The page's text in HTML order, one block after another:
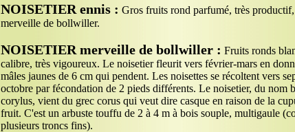
NOISETIER ennis : Gros fruits rond parfumé, très
merveille de bollwiller.
NOISETIER merveille de bollwiller : Fruits ronds
calibre, très vigoureux. Le noisetier fleurit vers février-mars en
mâles jaunes de 6 cm qui pendent. Les noisettes se récoltent vers
octobre par fécondation de 2 pieds différents. Le noisetier, du nom
corylus, vient du grec corus qui veut dire casque en raison de la
fruit. C'est un arbuste touffu de 2 à 4 m à bois souple, multigaule
plusieurs troncs fins).